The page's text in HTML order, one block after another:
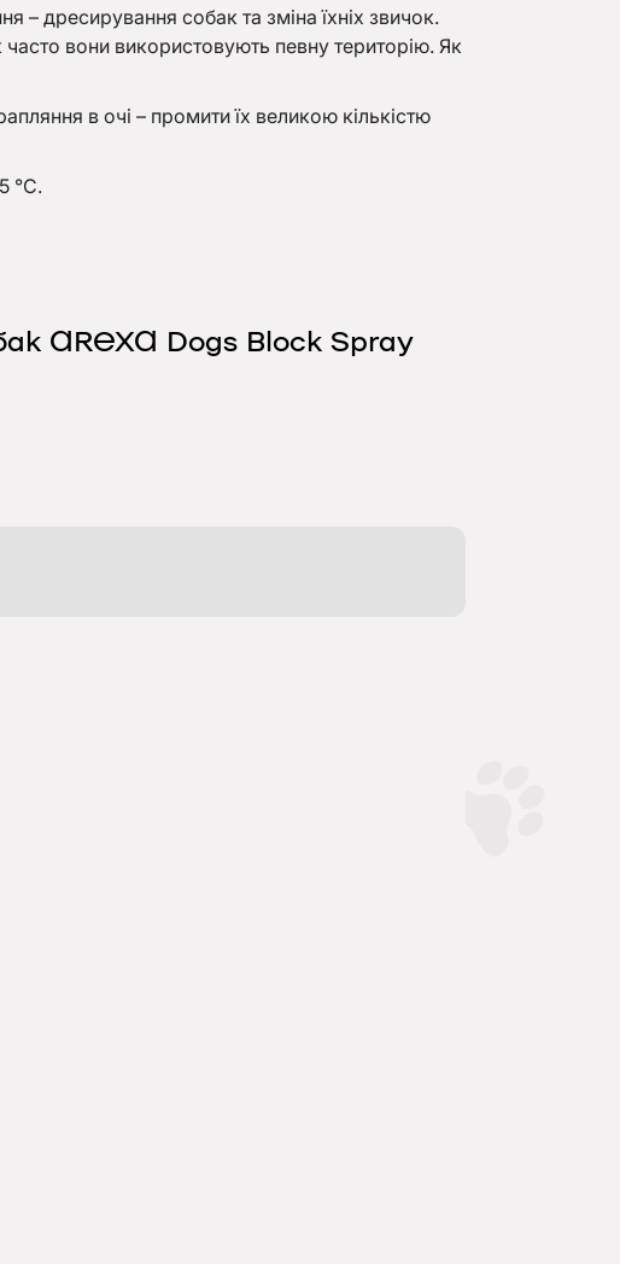
– дресирування собак та зміна їхніх звичок.
часто вони використовують певну територію. Як
в очі – промити їх великою кількістю
°С.
AREXA Dogs Block Spray